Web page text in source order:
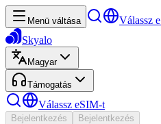
Menü váltása
Válassz
Skyalo
Magyar
Támogatás
Válassz eSIM-t
Bejelentkezés Bejelentkezés